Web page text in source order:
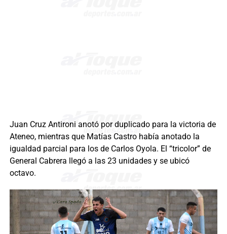
Juan Cruz Antironi anotó por duplicado para la victoria de
Ateneo, mientras que Matías Castro había anotado la
igualdad parcial para los de Carlos Oyola. El “tricolor” de
General Cabrera llegó a las 23 unidades y se ubicó
octavo.